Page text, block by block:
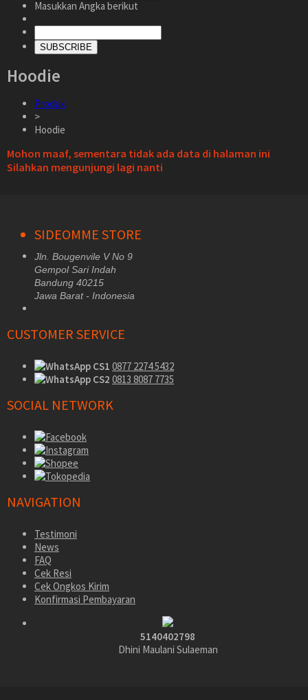
Masukkan Angka berikut
SUBSCRIBE
Hoodie
Produk
>
Hoodie
Mohon maaf, sementara tidak ada data di halaman ini
Silahkan mengunjungi lagi nanti
SIDEOMME STORE
Jln. Bougenvile V No 9
Gempol Sari Indah
Bandung 40215
Jawa Barat - Indonesia
CUSTOMER SERVICE
CS1 0877 2274 5432
CS2 0813 8087 7735
SOCIAL NETWORK
NAVIGATION
Testimoni
News
FAQ
Cek Resi
Cek Ongkos Kirim
Konfirmasi Pembayaran
5140402798
Dhini Maulani Sulaeman